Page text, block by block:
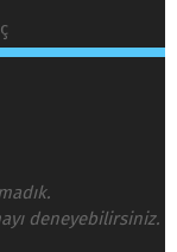
deneyebilirsiniz.